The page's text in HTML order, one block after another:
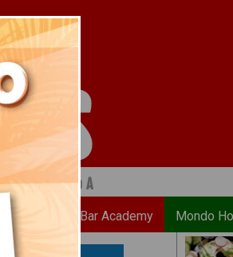
SpA
Ricette Bar Academy Mondo